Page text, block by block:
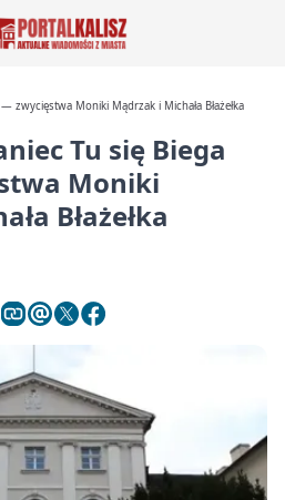
zwycięstwa Moniki Mądrzak i Michała Błażełka
Tu się Biega
Moniki
Błażełka